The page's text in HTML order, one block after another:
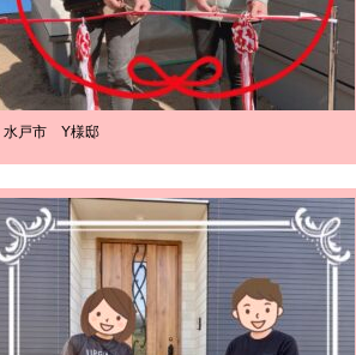
水戸市 Y様邸